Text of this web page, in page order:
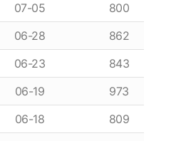
07-05
800
06-28
862
06-23
843
06-19
973
06-18
809